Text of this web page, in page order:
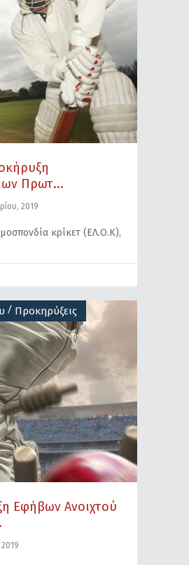
Πρωτ...
2019
κρίκετ (ΕΛ.Ο.Κ),
/ Προκηρύξεις
Εφήβων Ανοιχτού